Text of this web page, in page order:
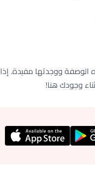
الوصفة ووجدتها مفيدة. إذا
وجودك هنا!